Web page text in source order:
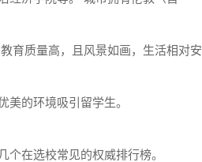
育质量高，且风景如画，生活相对安
美的环境吸引留学生。
在选校常见的权威排行榜。